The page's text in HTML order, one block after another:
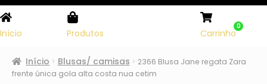
Início Produtos Carrinho
0
Início Blusas/ camisas
2366 Blusa Jane regata Zara
frente única gola alta costa nua cetim